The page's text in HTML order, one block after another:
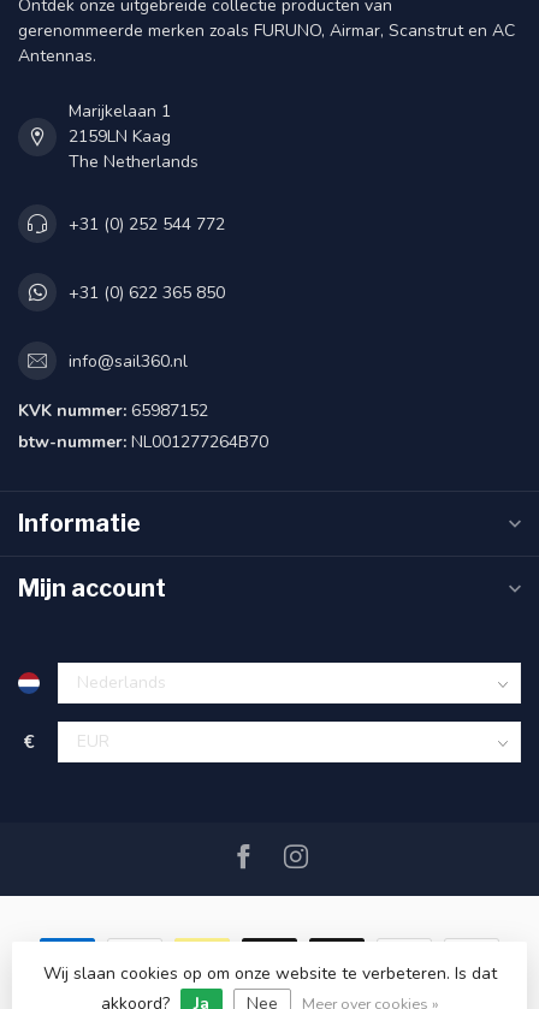
Ontdek onze uitgebreide collectie producten van
gerenommeerde merken zoals FURUNO, Airmar, Scanstrut en AC
Antennas.
Marijkelaan 1
2159LN Kaag
The Netherlands
+31 (0) 252 544 772
+31 (0) 622 365 850
info@sail360.nl
KVK nummer: 65987152
btw-nummer: NL001277264B70
Informatie
Mijn account
€
© Copyright 2026 SAIL360 watersport and boat equipment
Wij slaan cookies op om onze website te verbeteren. Is dat
akkoord?
Ja Nee Meer over cookies »